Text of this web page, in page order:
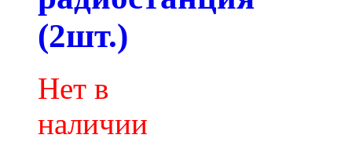
(2шт.)
Нет в
наличии